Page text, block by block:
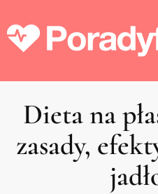
Dieta na
zasady,